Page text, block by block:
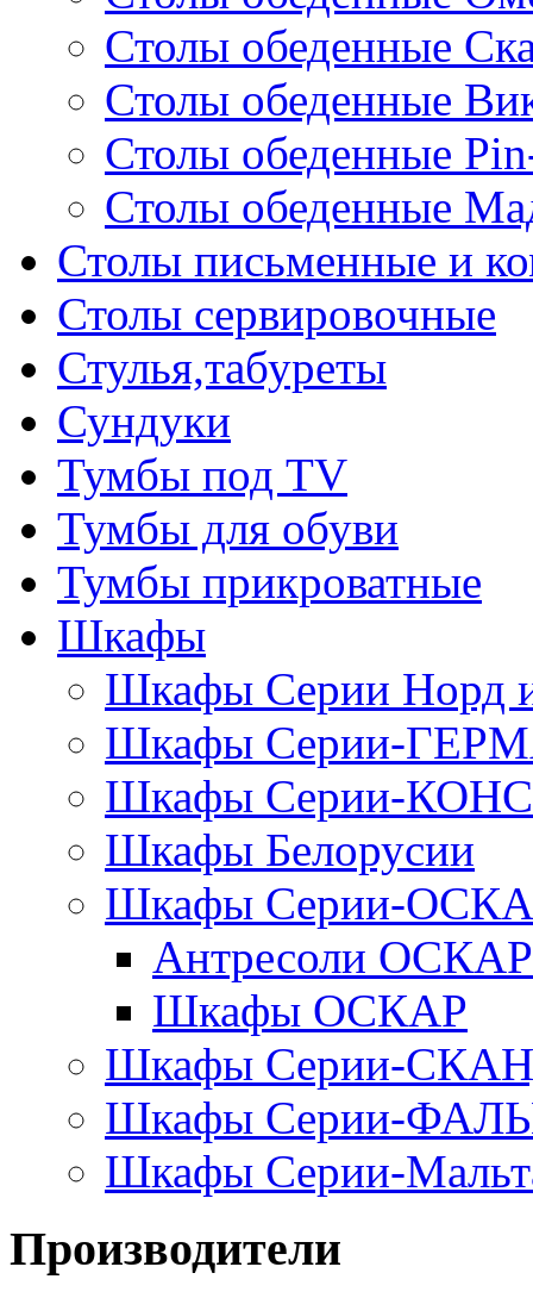
Столы обеденные
Столы обеденные
Столы обеденные
Столы обеденные
Столы письменные и
Столы сервировочные
Стулья,табуреты
Сундуки
Тумбы под TV
Тумбы для обуви
Тумбы прикроватные
Шкафы
Шкафы Серии
Шкафы Серии-
Шкафы Серии-
Шкафы Белорусии
Шкафы Серии-
Антресоли ОСКАР
Шкафы ОСКАР
Шкафы Серии-
Шкафы Серии-
Шкафы Серии-
Производители